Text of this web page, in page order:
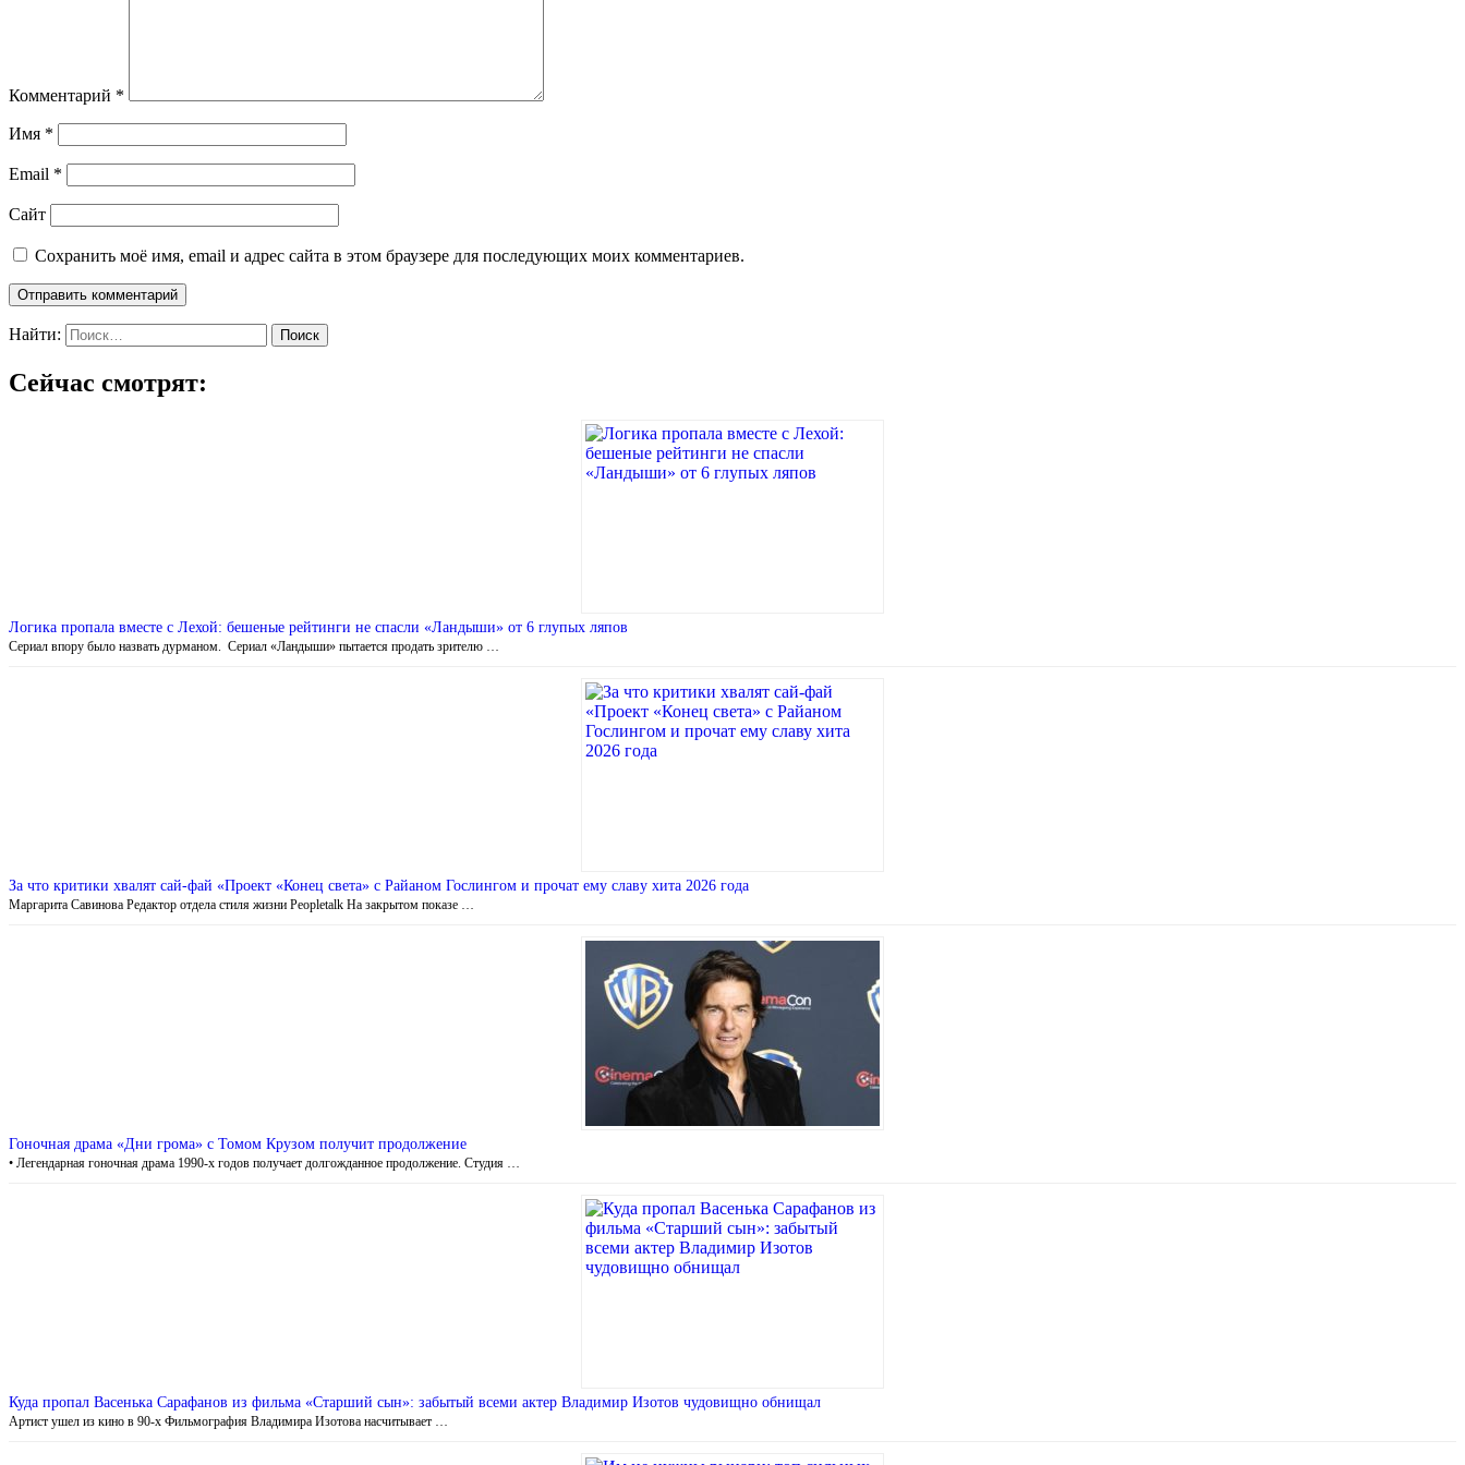
Комментарий *
Имя *
Email *
Сайт
Сохранить моё имя, email и адрес сайта в этом браузере для последующих моих комментариев.
Найти:
Сейчас смотрят:
Логика пропала вместе с Лехой: бешеные рейтинги не спасли «Ландыши» от 6 глупых ляпов
Сериал впору было назвать дурманом. Сериал «Ландыши» пытается продать зрителю …
За что критики хвалят сай-фай «Проект «Конец света» с Райаном Гослингом и прочат ему славу хита 2026 года
Маргарита Савинова Редактор отдела стиля жизни Peopletalk На закрытом показе …
Гоночная драма «Дни грома» с Томом Крузом получит продолжение
• Легендарная гоночная драма 1990-х годов получает долгожданное продолжение. Студия …
Куда пропал Васенька Сарафанов из фильма «Старший сын»: забытый всеми актер Владимир Изотов чудовищно обнищал
Артист ушел из кино в 90-х Фильмография Владимира Изотова насчитывает …